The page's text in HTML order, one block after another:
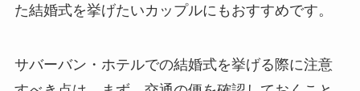
た結婚式を挙げたいカップルにもおすすめです。
サバーバン・ホテルでの結婚式を挙げる際に注意